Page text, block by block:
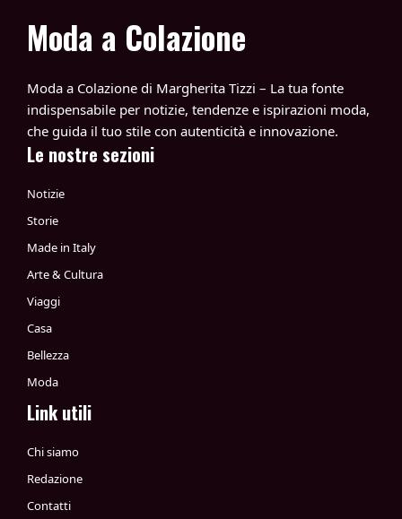
Moda a Colazione
Moda a Colazione di Margherita Tizzi – La tua fonte
indispensabile per notizie, tendenze e ispirazioni moda,
che guida il tuo stile con autenticità e innovazione.
Le nostre sezioni
Notizie
Storie
Made in Italy
Arte & Cultura
Viaggi
Casa
Bellezza
Moda
Link utili
Chi siamo
Redazione
Contatti